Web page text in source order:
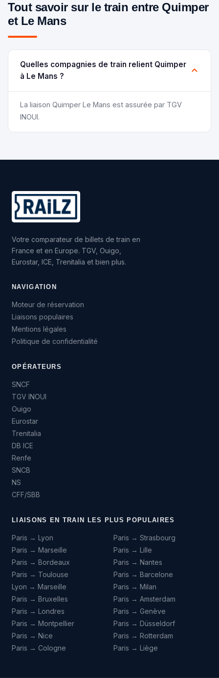
Tout savoir sur le train entre Quimper
et Le Mans
Quelles compagnies de train relient Quimper
à Le Mans ?
La liaison Quimper Le Mans est assurée par TGV
INOUI.
Votre comparateur de billets de train en
France et en Europe. TGV, Ouigo,
Eurostar, ICE, Trenitalia et bien plus.
NAVIGATION
Moteur de réservation
Liaisons populaires
Mentions légales
Politique de confidentialité
OPÉRATEURS
SNCF
TGV INOUI
Ouigo
Eurostar
Trenitalia
DB ICE
Renfe
SNCB
NS
CFF/SBB
LIAISONS EN TRAIN LES PLUS POPULAIRES
Paris → Lyon
Paris → Marseille
Paris → Bordeaux
Paris → Toulouse
Lyon → Marseille
Paris → Bruxelles
Paris → Londres
Paris → Montpellier
Paris → Nice
Paris → Cologne
Paris → Strasbourg
Paris → Lille
Paris → Nantes
Paris → Barcelone
Paris → Milan
Paris → Amsterdam
Paris → Genève
Paris → Düsseldorf
Paris → Rotterdam
Paris → Liège